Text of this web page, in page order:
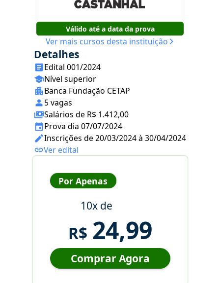
Válido até a data da prova
Ver mais cursos desta instituição
Detalhes
Edital 001/2024
Nível superior
Banca Fundação CETAP
5 vagas
Salários de R$ 1.412,00
Prova dia 07/07/2024
Inscrições de 20/03/2024 à 30/04/2024
Ver edital
Por Apenas
10x de
R$ 24,99
Comprar Agora